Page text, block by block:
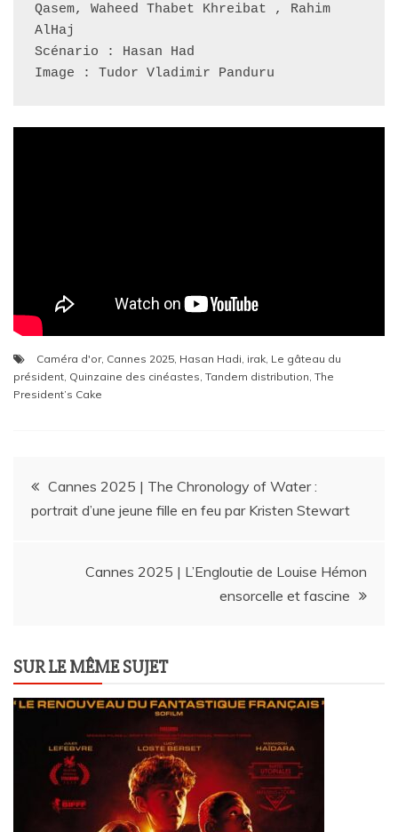
Qasem, Waheed Thabet Khreibat , Rahim
AlHaj
Scénario : Hasan Had
Image : Tudor Vladimir Panduru
Caméra d'or, Cannes 2025 Hasan Hadi irak Le gâteau du
président Quinzaine des cinéastes Tandem distribution The
President’s Cake
Navigation
de
l’article
Cannes 2025 | The Chronology of Water :
portrait d’une jeune fille en feu par Kristen Stewart
Cannes 2025 | L’Engloutie de Louise Hémon
ensorcelle et fascine
SUR LE MÊME SUJET